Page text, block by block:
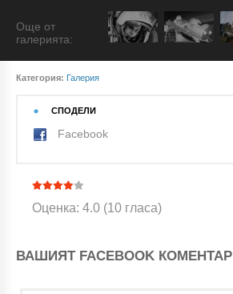
Още от
галерията:
Категория: Галерия
СПОДЕЛИ
Facebook
Оценка: 4.0 (10 гласа)
ВАШИЯТ FACEBOOK КОМЕНТАР